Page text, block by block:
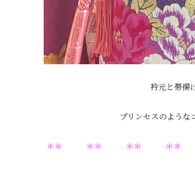
衿元と帯揚
プリンセスのような
＊＊ ＊＊ ＊＊ ＊